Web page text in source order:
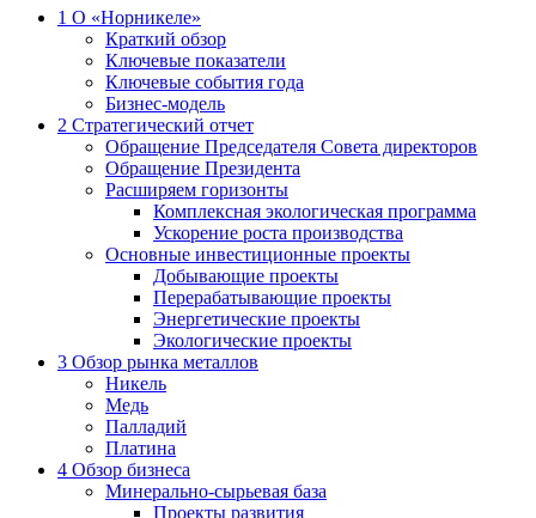
1 О «Норникеле»
Краткий обзор
Ключевые показатели
Ключевые события года
Бизнес-модель
2 Стратегический отчет
Обращение Председателя Совета директоров
Обращение Президента
Расширяем горизонты
Комплексная экологическая программа
Ускорение роста производства
Основные инвестиционные проекты
Добывающие проекты
Перерабатывающие проекты
Энергетические проекты
Экологические проекты
3 Обзор рынка металлов
Никель
Медь
Палладий
Платина
4 Обзор бизнеса
Минерально-сырьевая база
Проекты развития